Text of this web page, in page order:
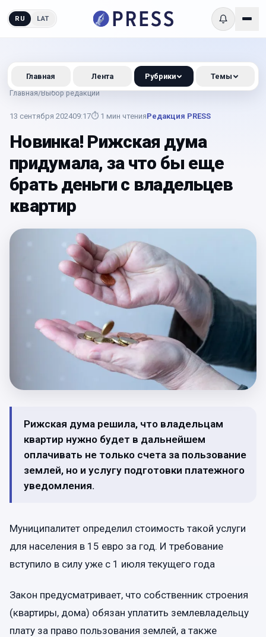
RU LAT
Главная/Выбор редакции
13 сентября 202409:17⏱ 1 мин чтенияРедакция PRESS
Новинка! Рижская дума
придумала, за что бы еще
брать деньги с владельцев
квартир
Рижская дума решила, что владельцам
квартир нужно будет в дальнейшем
оплачивать не только счета за пользование
землей, но и услугу подготовки платежного
уведомления.
Муниципалитет определил стоимость такой услуги
для населения в 15 евро за год. И требование
вступило в силу уже с 1 июля текущего года
Закон предусматривает, что собственник строения
(квартиры, дома) обязан уплатить землевладельцу
плату за право пользования землей, а также
Главная Лента Рубрики Темы